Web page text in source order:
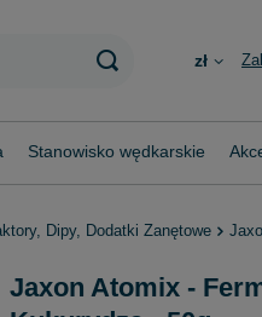
zł
Stanowisko wędkarskie
Dipy, Dodatki Zanętowe
Jaxon Atomix -